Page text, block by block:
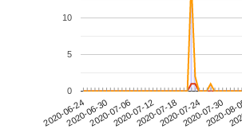
2020-06-242020-06-302020-07-062020-07-122020-07-182020-07-242020-07-30
2020-
0
5
10